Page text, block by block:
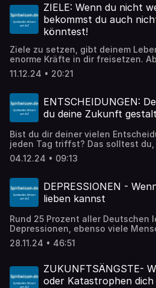
Positives in dein Leben zu bringen!
wissenschaftliche Studien haben
beschäftigt und einen
zwischen Dankbarkeit und
Stress. Auch sind die
Dankbarkeit entwickelt haben.
ZIELE: Wenn du nicht
bekommst du auch
könntest!
Ziele zu setzen, gibt deinem
enorme Kräfte in dir freisetzen.
dich passend? Und welche der 6
ich in diesem Beitrag erläutere, wirkt bei dir, so dass du
11.12.24 • 20:21
ENTSCHEIDUNGEN:
du deine Zukunft
Bist du dir deiner vielen
jeden Tag triffst? Das solltest
Entscheidungen bestimmen
morgen sein wird! Deine
dem du deine eigene Realität
04.12.24 • 09:13
DEPRESSIONEN -
lieben kannst
Rund 25 Prozent aller Deutschen
Depressionen, ebenso viele
Umfeld jemanden, der unter
diesem Beitrag beleuchte ich die
Ansätze, die dabei wichtig sind
28.11.24 • 46:51
ZUKUNFTSÄNGSTE-
oder Katastrophen